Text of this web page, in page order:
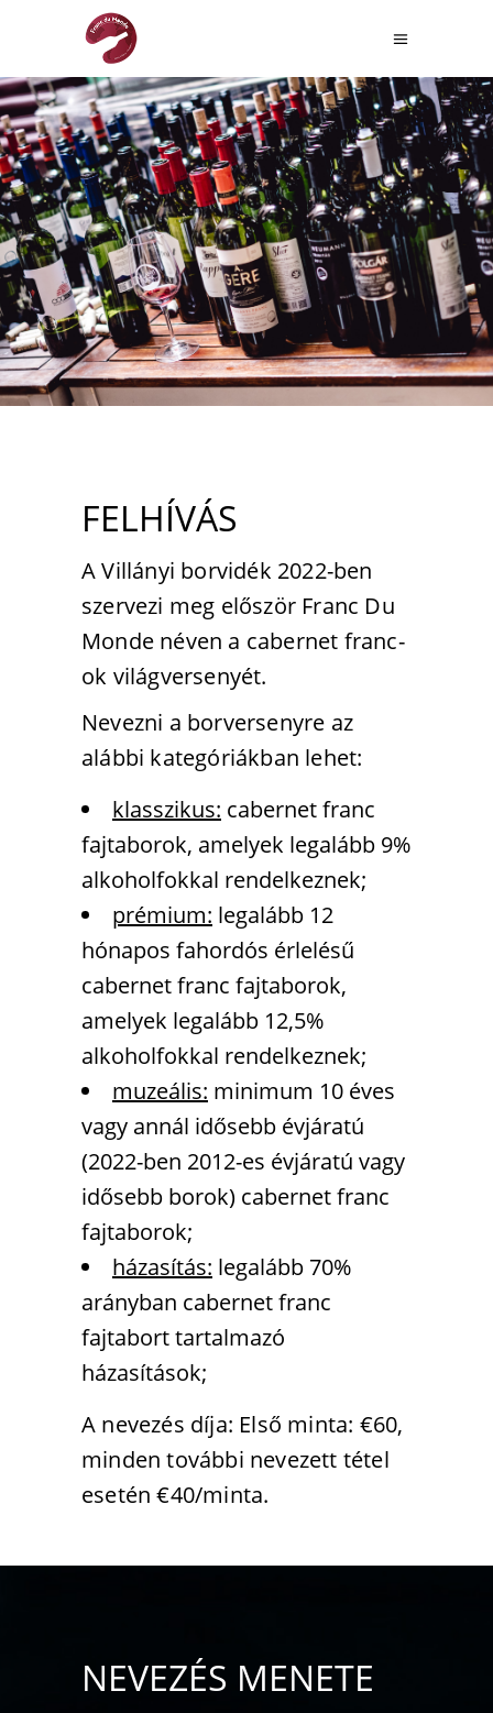
FELHÍVÁS
A Villányi borvidék 2022-ben
szervezi meg először Franc Du
Monde néven a cabernet franc-
ok világversenyét.
Nevezni a borversenyre az
alábbi kategóriákban lehet:
klasszikus: cabernet franc
fajtaborok, amelyek legalább 9%
alkoholfokkal rendelkeznek;
prémium: legalább 12
hónapos fahordós érlelésű
cabernet franc fajtaborok,
amelyek legalább 12,5%
alkoholfokkal rendelkeznek;
muzeális: minimum 10 éves
vagy annál idősebb évjáratú
(2022-ben 2012-es évjáratú vagy
idősebb borok) cabernet franc
fajtaborok;
házasítás: legalább 70%
arányban cabernet franc
fajtabort tartalmazó
házasítások;
A nevezés díja: Első minta: €60,
minden további nevezett tétel
esetén €40/minta.
NEVEZÉS MENETE